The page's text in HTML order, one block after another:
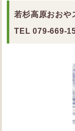
若杉高原おおや
TEL 079-669-